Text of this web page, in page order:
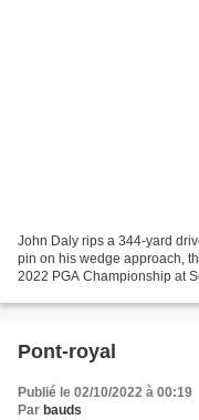
John Daly rips a 344-yard
pin on his wedge approach,
2022 PGA Championship at
Pont-royal
Publié le 02/10/2022 à 00:19
Par bauds